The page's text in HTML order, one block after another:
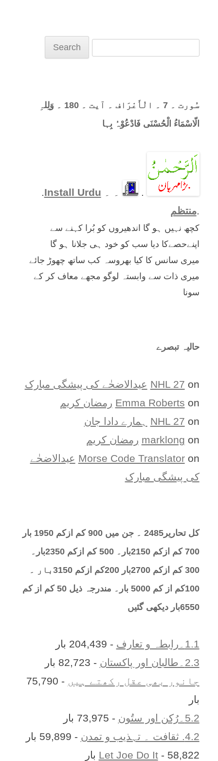
سُورت ۔ 7 ۔ الْأَعْرَاف ۔ آیت ۔ 180 ۔ وَلِلہِ
الّاسْمَاءُ الْحُسْنَی فَادْعُوْہُ بِہا
.
Install Urdu
.منتظم
کچھ نہیں ہو گا اندھیروں کو بُرا کہنے سے
اپنےحصےکا دیا سب کو خود ہی جلانا ہو گا
میری سانس کا کیا بھروسہ کب ساتھ چھوڑ جائے
میری ذات سے وابستہ لوگو مجھے معاف کر کے
سونا
حالیہ تبصرے
NHL 27 on
عیدالاضحٰے کی پیشگی مبارک
Emma Roberts on
رمضان کریم
NHL 27 on
ہمارے دادا جان
marklong on
رمضان کریم
Morse Code Translatoron
عیدالاضحٰے
کی پیشگی مبارک
کل تحارير2485 ۔ جن میں 900 کم ازکم 1950 بار
700 کم ازکم 2150بار۔ 500 کم ازکم 2350بار۔
300 کم ازکم 2700بار 200کم ازکم 3150بار ۔
100کم از کم 5000 بار۔ مندرجہ ذیل 50 کم از کم
6550بار دیکھی گئیں
1.1۔رابطہ و تعارف
- 204,439 بار
2.3۔طالبان اور پاکستان
- 82,723 بار
جانور بھی عقل رکھتے ہیں
- 75,790
بار
5.2۔رُکن اور ستُون
- 73,975 بار
4.2. ثقافت ۔ تہذیب و تمدن
- 59,899 بار
Let Joe Do It- 58,822 بار